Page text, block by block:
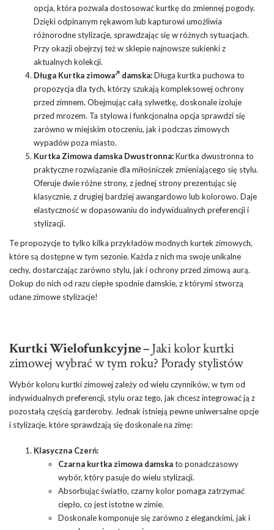
opcja, która pozwala dostosować kurtkę do zmiennej pogody.
Dzięki odpinanym rękawom lub kapturowi umożliwia
różnorodne stylizacje, sprawdzając się w różnych sytuacjach.
Przy okazji obejrzyj też w sklepie najnowsze sukienki z
aktualnych kolekcji.
Długa Kurtka zimowa damska:Długa kurtka puchowa to
propozycja dla tych, którzy szukają kompleksowej ochrony
przed zimnem. Obejmując całą sylwetkę, doskonale izoluje
przed mrozem. Ta stylowa i funkcjonalna opcja sprawdzi się
zarówno w miejskim otoczeniu, jak i podczas zimowych
wypadów poza miasto.
Kurtka Zimowa damska Dwustronna:Kurtka dwustronna to
praktyczne rozwiązanie dla miłośniczek zmieniającego się stylu.
Oferuje dwie różne strony, z jednej strony prezentując się
klasycznie, z drugiej bardziej awangardowo lub kolorowo. Daje
elastyczność w dopasowaniu do indywidualnych preferencji i
stylizacji.
Te propozycje to tylko kilka przykładów modnych kurtek zimowych,
które są dostępne w tym sezonie. Każda z nich ma swoje unikalne
cechy, dostarczając zarówno stylu, jak i ochrony przed zimową aurą.
Dokup do nich od razu ciepłe spodnie damskie, z którymi stworzą
udane zimowe stylizacje!
Kurtki Wielofunkcyjne –Jaki kolor kurtki
zimowej wybrać w tym roku? Porady stylistów
Wybór koloru kurtki zimowej zależy od wielu czynników, w tym od
indywidualnych preferencji, stylu oraz tego, jak chcesz integrować ją z
pozostałą częścią garderoby. Jednak istnieją pewne uniwersalne opcje
i stylizacje, które sprawdzają się doskonale na zimę:
Klasyczna Czerń:
Czarna kurtka zimowa damskato ponadczasowy
wybór, który pasuje do wielu stylizacji.
Absorbując światło, czarny kolor pomaga zatrzymać
ciepło, co jest istotne w zimie.
Doskonale komponuje się zarówno z eleganckimi, jak i